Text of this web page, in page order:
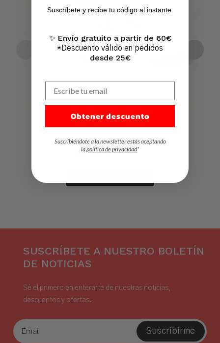
Mercedita de LINO niña
20,50€ IVA Incl.
SUSCRÍBETE A NUESTRO BOLETÍN
DE NOTICIAS
Sé el primero en enterarte de nuestras noticias,
descuentos y ofertas.
Suscribirme
Suscríbete y recibe tu código al instante.
✨ Envío gratuito a partir de 60€
*Descuento válido en pedidos
desde 25€
Obtener descuento
Suscribiéndote a la newsletter estás aceptando
lapolítica de privacidad*